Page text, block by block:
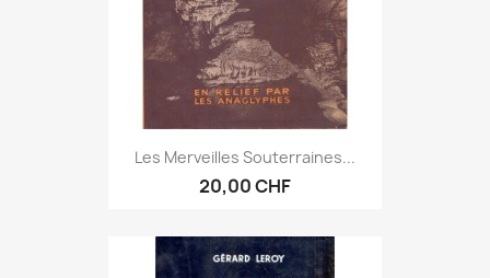
Les Merveilles Souterraines...
20,00 CHF